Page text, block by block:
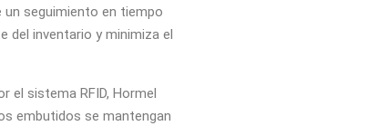
seguimiento en tiempo
inventario y minimiza el
el sistema RFID, Hormel
embutidos se mantengan